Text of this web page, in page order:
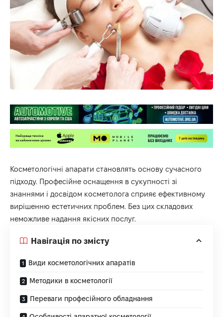
Косметологічні апарати становлять основу сучасного
підходу. Професійне оснащення в сукупності зі
знаннями і досвідом косметолога сприяє ефективному
вирішенню естетичних проблем. Без цих складових
неможливе надання якісних послуг.
Навігація по змісту
Види косметологічних апаратів
Методики в косметології
Переваги професійного обладнання